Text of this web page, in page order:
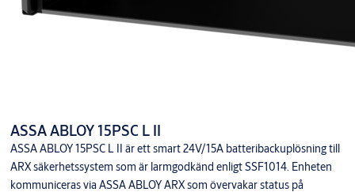
ASSA ABLOY 15PSC L II
ASSA ABLOY 15PSC L II är ett smart 24V/15A batteribackuplösning till
ARX säkerhetssystem som är larmgodkänd enligt SSF1014. Enheten
kommuniceras via ASSA ABLOY ARX som övervakar status på